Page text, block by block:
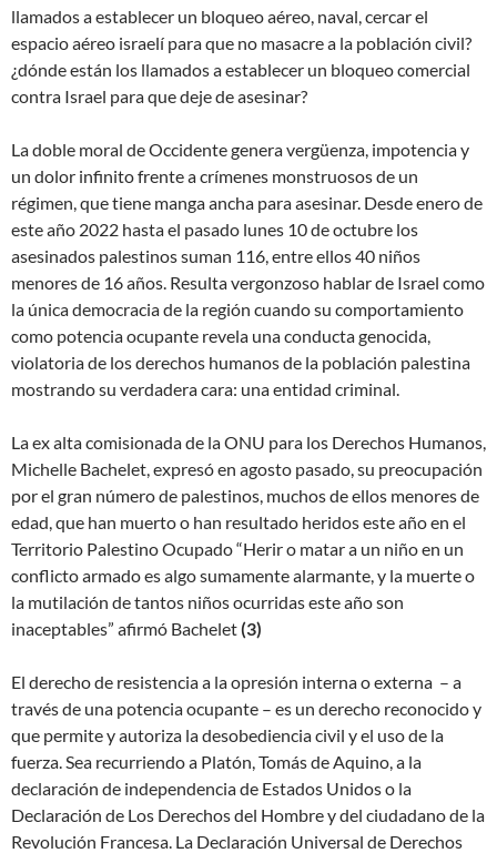
llamados a establecer un bloqueo aéreo, naval, cercar el
espacio aéreo israelí para que no masacre a la población civil?
¿dónde están los llamados a establecer un bloqueo comercial
contra Israel para que deje de asesinar?
La doble moral de Occidente genera vergüenza, impotencia y
un dolor infinito frente a crímenes monstruosos de un
régimen, que tiene manga ancha para asesinar. Desde enero de
este año 2022 hasta el pasado lunes 10 de octubre los
asesinados palestinos suman 116, entre ellos 40 niños
menores de 16 años. Resulta vergonzoso hablar de Israel como
la única democracia de la región cuando su comportamiento
como potencia ocupante revela una conducta genocida,
violatoria de los derechos humanos de la población palestina
mostrando su verdadera cara: una entidad criminal.
La ex alta comisionada de la ONU para los Derechos Humanos,
Michelle Bachelet, expresó en agosto pasado, su preocupación
por el gran número de palestinos, muchos de ellos menores de
edad, que han muerto o han resultado heridos este año en el
Territorio Palestino Ocupado “Herir o matar a un niño en un
conflicto armado es algo sumamente alarmante, y la muerte o
la mutilación de tantos niños ocurridas este año son
inaceptables” afirmó Bachelet(3)
El derecho de resistencia a la opresión interna o externa – a
través de una potencia ocupante – es un derecho reconocido y
que permite y autoriza la desobediencia civil y el uso de la
fuerza. Sea recurriendo a Platón, Tomás de Aquino, a la
declaración de independencia de Estados Unidos o la
Declaración de Los Derechos del Hombre y del ciudadano de la
Revolución Francesa. La Declaración Universal de Derechos